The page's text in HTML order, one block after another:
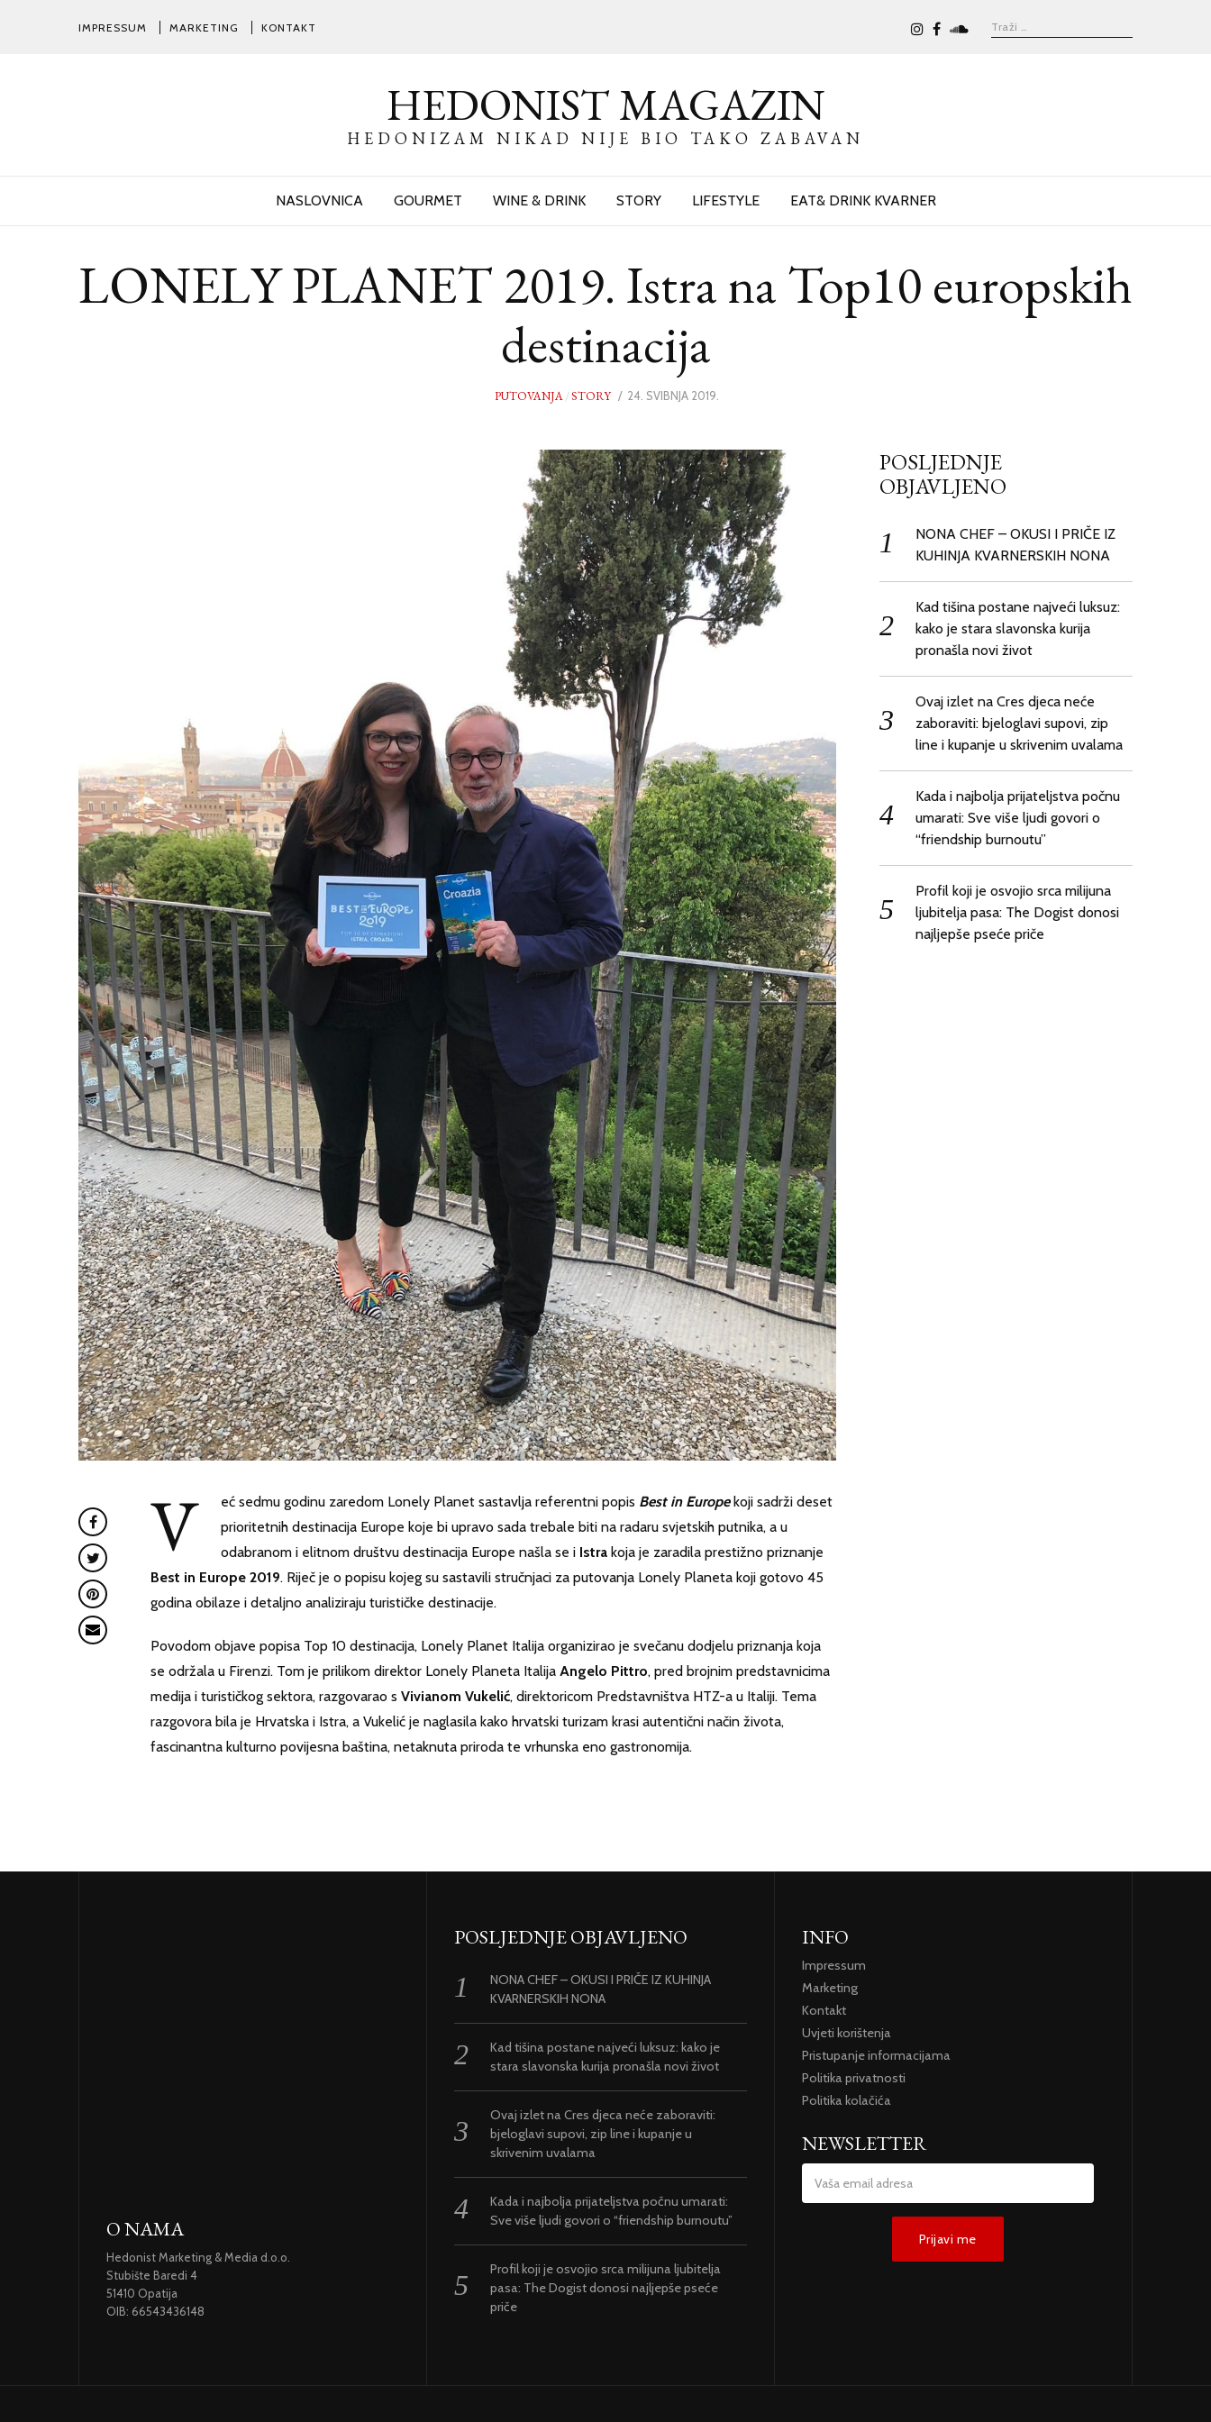
IMPRESSUM MARKETING KONTAKT
HEDONIST MAGAZIN
HEDONIZAM NIKAD NIJE BIO TAKO ZABAVAN
NASLOVNICA GOURMET WINE & DRINK STORY LIFESTYLE EAT& DRINK KVARNER
LONELY PLANET 2019. Istra na Top10 europskih
destinacija
PUTOVANJA / STORY
POSTED
24. SVIBNJA 2019.
V eć sedmu godinu zaredom Lonely Planet sastavlja referentni popis Best in Europekoji sadrži deset
prioritetnih destinacija Europe koje bi upravo sada trebale biti na radaru svjetskih putnika, a u
odabranom i elitnom društvu destinacija Europe našla se i Istra koja je zaradila prestižno priznanje
Best in Europe 2019. Riječ je o popisu kojeg su sastavili stručnjaci za putovanja Lonely Planeta koji gotovo 45
godina obilaze i detaljno analiziraju turističke destinacije.
Povodom objave popisa Top 10 destinacija, Lonely Planet Italija organizirao je svečanu dodjelu priznanja koja
se održala u Firenzi. Tom je prilikom direktor Lonely Planeta Italija Angelo Pittro, pred brojnim predstavnicima
medija i turističkog sektora, razgovarao s Vivianom Vukelić, direktoricom Predstavništva HTZ-a u Italiji. Tema
razgovora bila je Hrvatska i Istra, a Vukelić je naglasila kako hrvatski turizam krasi autentični način života,
fascinantna kulturno povijesna baština, netaknuta priroda te vrhunska eno gastronomija.
POSLJEDNJE
OBJAVLJENO
NONA CHEF – OKUSI I PRIČE IZ
KUHINJA KVARNERSKIH NONA
Kad tišina postane najveći luksuz:
kako je stara slavonska kurija
pronašla novi život
Ovaj izlet na Cres djeca neće
zaboraviti: bjeloglavi supovi, zip
line i kupanje u skrivenim uvalama
Kada i najbolja prijateljstva počnu
umarati: Sve više ljudi govori o
“friendship burnoutu”
Profil koji je osvojio srca milijuna
ljubitelja pasa: The Dogist donosi
najljepše pseće priče
O NAMA
Hedonist Marketing & Media d.o.o.
Stubište Baredi 4
51410 Opatija
OIB: 66543436148
POSLJEDNJE OBJAVLJENO
NONA CHEF – OKUSI I PRIČE IZ KUHINJA
KVARNERSKIH NONA
Kad tišina postane najveći luksuz: kako je
stara slavonska kurija pronašla novi život
Ovaj izlet na Cres djeca neće zaboraviti:
bjeloglavi supovi, zip line i kupanje u
skrivenim uvalama
Kada i najbolja prijateljstva počnu umarati:
Sve više ljudi govori o “friendship burnoutu”
Profil koji je osvojio srca milijuna ljubitelja
pasa: The Dogist donosi najljepše pseće
priče
INFO
Impressum
Marketing
Kontakt
Uvjeti korištenja
Pristupanje informacijama
Politika privatnosti
Politika kolačića
NEWSLETTER